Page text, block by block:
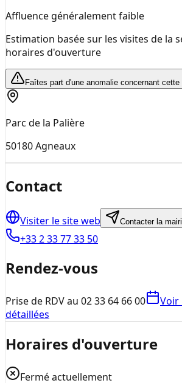
Affluence généralement faible
Estimation basée sur les visites de la
horaires d'ouverture
Faîtes part d'une anomalie concernant cette
Parc de la Palière
50180Agneaux
Contact
Visiter le site web Contacter la
+33 2 33 77 33 50
Rendez-vous
Prise de RDV au 02 33 64 66 00
Voir
détaillées
Horaires d'ouverture
Fermé actuellement